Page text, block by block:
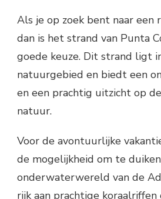
Als je op zoek bent naar een
dan is het strand van Punta
goede keuze. Dit strand ligt
natuurgebied en biedt een
en een prachtig uitzicht op
natuur.
Voor de avontuurlijke
de mogelijkheid om te
onderwaterwereld van de
rijk aan prachtige